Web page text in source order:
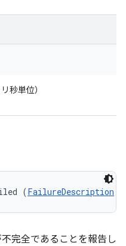
秒単位）
(FailureDescription
完全であることを報告し